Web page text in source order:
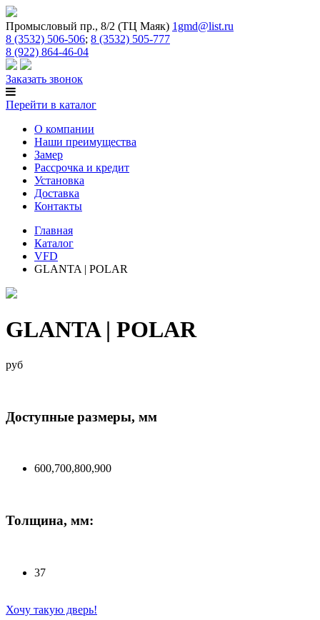
Промысловый пр., 8/2 (ТЦ Маяк) 1gmd@list.ru
8 (3532) 506-506; 8 (3532) 505-777
8 (922) 864-46-04
Заказать звонок
Перейти в каталог
О компании
Наши преимущества
Замер
Рассрочка и кредит
Установка
Доставка
Контакты
Главная
Каталог
VFD
GLANTA | POLAR
GLANTA | POLAR
руб
Доступные размеры, мм
600,700,800,900
Толщина, мм:
37
Хочу такую дверь!